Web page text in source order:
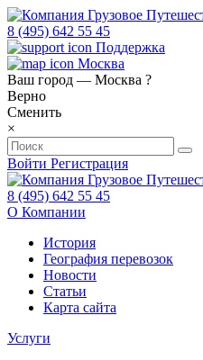
8 (495) 642 55 45
Поддержка
Москва
Ваш город — Москва ?
Верно
Сменить
×
Войти Регистрация
8 (495) 642 55 45
О Компании
История
География перевозок
Новости
Статьи
Карта сайта
Услуги